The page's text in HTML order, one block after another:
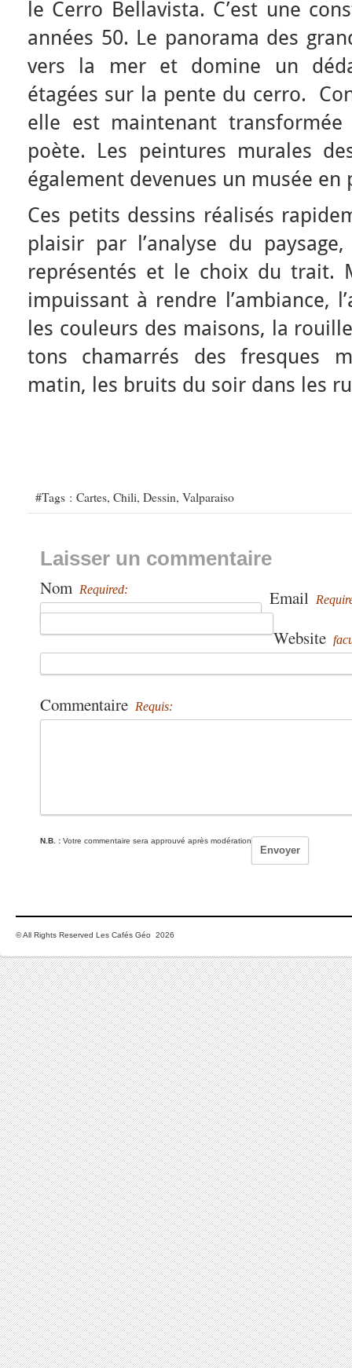
le Cerro Bellavista. C’est une
années 50. Le panorama des
vers la mer et domine un
étagées sur la pente du cerro.
elle est maintenant
poète. Les peintures murales
également devenues un musée en
Ces petits dessins réalisés
plaisir par l’analyse du
représentés et le choix du trait.
impuissant à rendre l’ambiance,
les couleurs des maisons, la
tons chamarrés des fresques
matin, les bruits du soir dans les
#Tags : Cartes, Chili, Dessin, Valparaiso
Laisser un commentaire
Nom Required: Email
Website
Commentaire Requis:
N.B. : Votre commentaire sera approuvé après modération
© All Rights Reserved Les Cafés Géo 2026